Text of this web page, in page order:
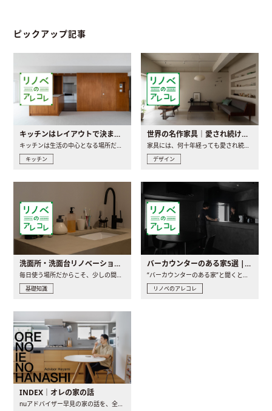
ピックアップ記事
キッチンはレイアウトで決まる。後悔しないための考え方と選び方
キッチンは生活の中心となる場所だからこそ、家の中のどこに置..
キッチン
世界の名作家具｜愛され続ける理由と一生モノとの出会い方
家具には、何十年経っても愛され続ける「名作」と呼ばれるもの..
デザイン
洗面所・洗面台リノベーションの事例と間取りアイデア
毎日使う場所だからこそ、少しの間取りの工夫や素材の選び方で..
基礎知識
バーカウンターのある家5選 | 日常に馴染む“距離の近い”キッチンとは
“バーカウンターのある家”と聞くと、少し特別な、大人のための..
リノベのアレコレ
INDEX｜オレの家の話
nuアドバイザー早見の家の話を、全4話でお届け。リノベーションを..